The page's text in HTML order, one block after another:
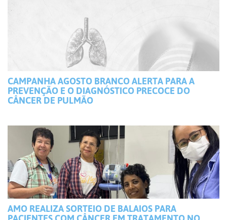
CAMPANHA AGOSTO BRANCO ALERTA PARA A
PREVENÇÃO E O DIAGNÓSTICO PRECOCE DO
CÂNCER DE PULMÃO
AMO REALIZA SORTEIO DE BALAIOS PARA